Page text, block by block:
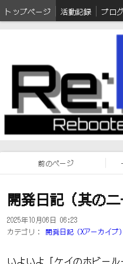
トップページ 活動記録 ブログ
前のページ
開発日記（其の二
2025年10月06日 06:23
カテゴリ：
開発日記（Xアーカイブ）
いよいよ「ケイのホビー